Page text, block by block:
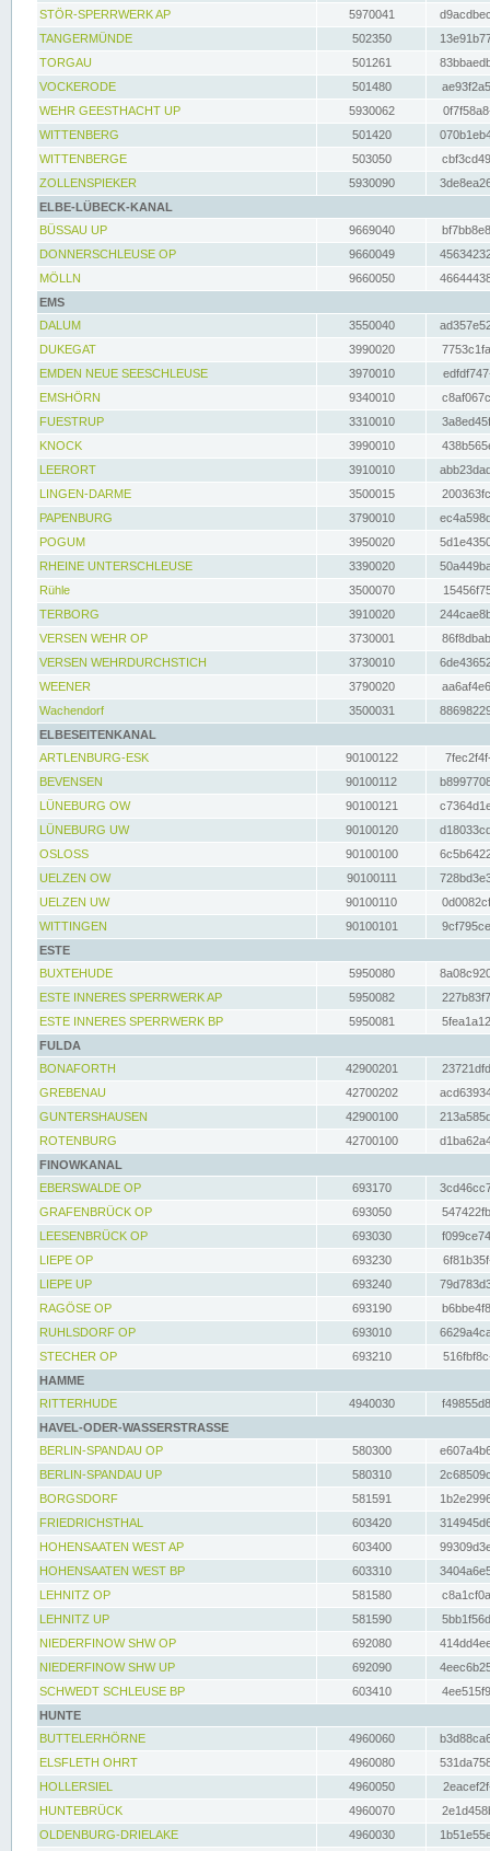
STÖR-SPERRWERK AP 5970041
TANGERMÜNDE
502350
TORGAU
501261
VOCKERODE
501480
WEHR GEESTHACHT UP
5930062
WITTENBERG
501420
WITTENBERGE
503050
ZOLLENSPIEKER
5930090
ELBE-LÜBECK-KANAL
BÜSSAU UP
9669040
DONNERSCHLEUSE OP
9660049
MÖLLN
9660050
EMS
DALUM
3550040
DUKEGAT
3990020
EMDEN NEUE SEESCHLEUSE
3970010
EMSHÖRN
9340010
FUESTRUP
3310010
KNOCK
3990010
LEERORT
3910010
LINGEN-DARME
3500015
PAPENBURG
3790010
POGUM
3950020
RHEINE UNTERSCHLEUSE
3390020
Rühle
3500070
TERBORG
3910020
VERSEN WEHR OP
3730001
VERSEN WEHRDURCHSTICH
3730010
WEENER
3790020
Wachendorf
3500031
ELBESEITENKANAL
ARTLENBURG-ESK
90100122
BEVENSEN
90100112
LÜNEBURG OW
90100121
LÜNEBURG UW
90100120
OSLOSS
90100100
UELZEN OW
90100111
UELZEN UW
90100110
WITTINGEN
90100101
ESTE
BUXTEHUDE
5950080
ESTE INNERES SPERRWERK AP
5950082
ESTE INNERES SPERRWERK BP
5950081
FULDA
BONAFORTH
42900201
GREBENAU
42700202
GUNTERSHAUSEN
42900100
ROTENBURG
42700100
FINOWKANAL
EBERSWALDE OP
693170
GRAFENBRÜCK OP
693050
LEESENBRÜCK OP
693030
LIEPE OP
693230
LIEPE UP
693240
RAGÖSE OP
693190
RUHLSDORF OP
693010
STECHER OP
693210
HAMME
RITTERHUDE
4940030
HAVEL-ODER-WASSERSTRASSE
BERLIN-SPANDAU OP
580300
BERLIN-SPANDAU UP
580310
BORGSDORF
581591
FRIEDRICHSTHAL
603420
HOHENSAATEN WEST AP
603400
HOHENSAATEN WEST BP
603310
LEHNITZ OP
581580
LEHNITZ UP
581590
NIEDERFINOW SHW OP
692080
NIEDERFINOW SHW UP
692090
SCHWEDT SCHLEUSE BP
603410
HUNTE
BUTTELERHÖRNE
4960060
ELSFLETH OHRT
4960080
HOLLERSIEL
4960050
HUNTEBRÜCK
4960070
OLDENBURG-DRIELAKE
4960030